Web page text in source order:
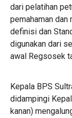
dari pelatihan
pemahaman
definisi dan
digunakan dari
awal Regsosek
Kepala BPS
didampingi
kanan)